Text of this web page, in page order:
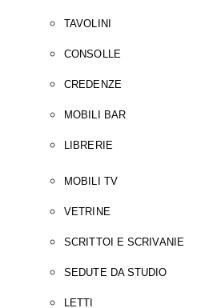
TAVOLINI
CONSOLLE
CREDENZE
MOBILI BAR
LIBRERIE
MOBILI TV
VETRINE
SCRITTOI E SCRIVANIE
SEDUTE DA STUDIO
LETTI